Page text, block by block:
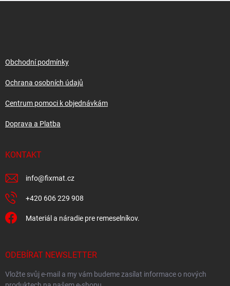
Obchodní podmínky
Ochrana osobních údajů
Centrum pomoci k objednávkám
Doprava a Platba
KONTAKT
info@fixmat.cz
+420 606 229 908
Materiál a náradie pre remeselníkov.
ODEBÍRAT NEWSLETTER
Vložte svůj e-mail a my vám budeme zasílat informace o nových